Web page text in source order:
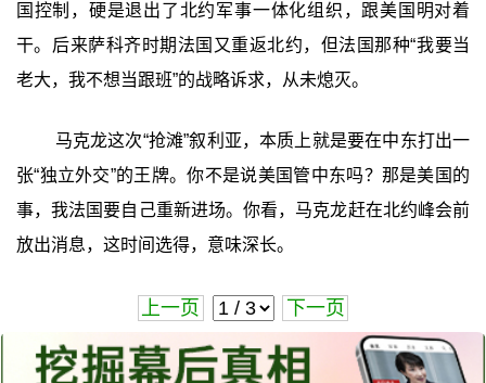
国控制，硬是退出了北约军事一体化组织，跟美国明对着
干。后来萨科齐时期法国又重返北约，但法国那种“我要当
老大，我不想当跟班”的战略诉求，从未熄灭。
马克龙这次“抢滩”叙利亚，本质上就是要在中东打出一
张“独立外交”的王牌。你不是说美国管中东吗？那是美国的
事，我法国要自己重新进场。你看，马克龙赶在北约峰会前
放出消息，这时间选得，意味深长。
上一页 下一页